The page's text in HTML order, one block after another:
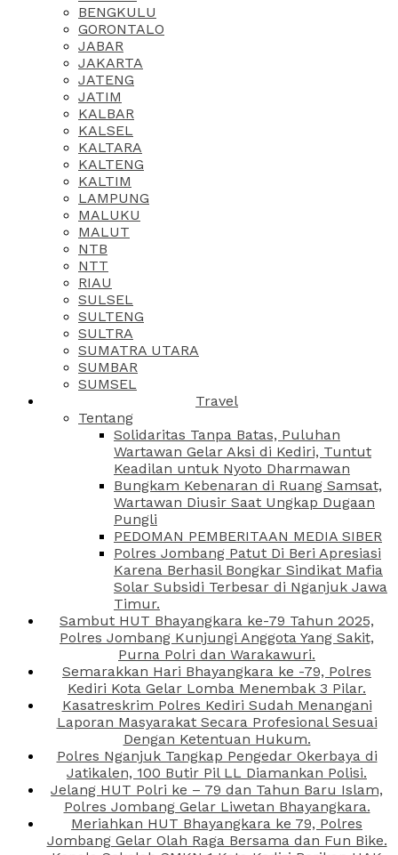
BENGKULU
GORONTALO
JABAR
JAKARTA
JATENG
JATIM
KALBAR
KALSEL
KALTARA
KALTENG
KALTIM
LAMPUNG
MALUKU
MALUT
NTB
NTT
RIAU
SULSEL
SULTENG
SULTRA
SUMATRA UTARA
SUMBAR
SUMSEL
Travel
Tentang
Solidaritas Tanpa Batas, Puluhan
Wartawan Gelar Aksi di Kediri, Tuntut
Keadilan untuk Nyoto Dharmawan
Bungkam Kebenaran di Ruang Samsat,
Wartawan Diusir Saat Ungkap Dugaan
Pungli
PEDOMAN PEMBERITAAN MEDIA SIBER
Polres Jombang Patut Di Beri Apresiasi
Karena Berhasil Bongkar Sindikat Mafia
Solar Subsidi Terbesar di Nganjuk Jawa
Timur.
Sambut HUT Bhayangkara ke-79 Tahun 2025,
Polres Jombang Kunjungi Anggota Yang Sakit,
Purna Polri dan Warakawuri.
Semarakkan Hari Bhayangkara ke -79, Polres
Kediri Kota Gelar Lomba Menembak 3 Pilar.
Kasatreskrim Polres Kediri Sudah Menangani
Laporan Masyarakat Secara Profesional Sesuai
Dengan Ketentuan Hukum.
Polres Nganjuk Tangkap Pengedar Okerbaya di
Jatikalen, 100 Butir Pil LL Diamankan Polisi.
Jelang HUT Polri ke – 79 dan Tahun Baru Islam,
Polres Jombang Gelar Liwetan Bhayangkara.
Meriahkan HUT Bhayangkara ke 79, Polres
Jombang Gelar Olah Raga Bersama dan Fun Bike.